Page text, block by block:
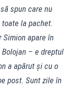
spun care nu
la pachet.
Simion apare în
Bolojan – e dreptul
a apărut și cu o
post. Sunt zile în